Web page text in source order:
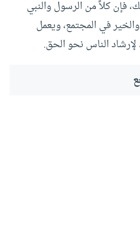
فإن كلاً من الرسول والنبي
في المجتمع، ويعمل
الناس نحو الحق.